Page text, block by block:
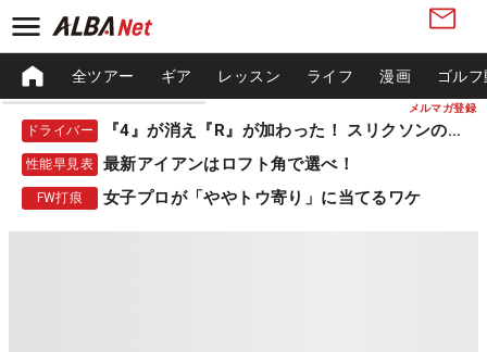
メルマガ登録
全ツアー ギア レッスン ライフ 漫画 ゴル
ドライバー 『4』が消え『R』が加わった！ スリクソンの新作
性能早見表 最新アイアンはロフト角で選べ！
FW打痕 女子プロが「ややトウ寄り」に当てるワケ